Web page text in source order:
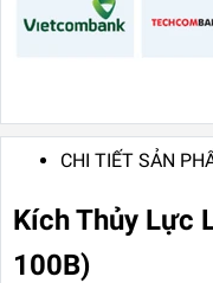
CHI TIẾT SẢN
Kích Thủy Lực
100B)